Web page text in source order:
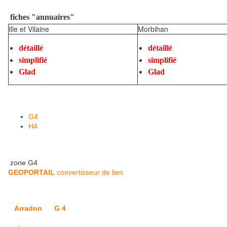
fiches "annuaires"
Ille et Vilaine Morbihan
détaillé
simplifié
Glad
détaillé
simplifié
Glad
G4
H4
zone G4
GEOPORTAIL convertisseur de lien
Arradon G 4